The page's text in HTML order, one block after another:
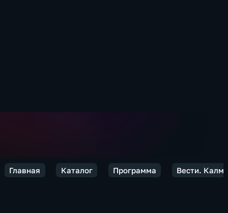
Главная Каталог Программа Вести.